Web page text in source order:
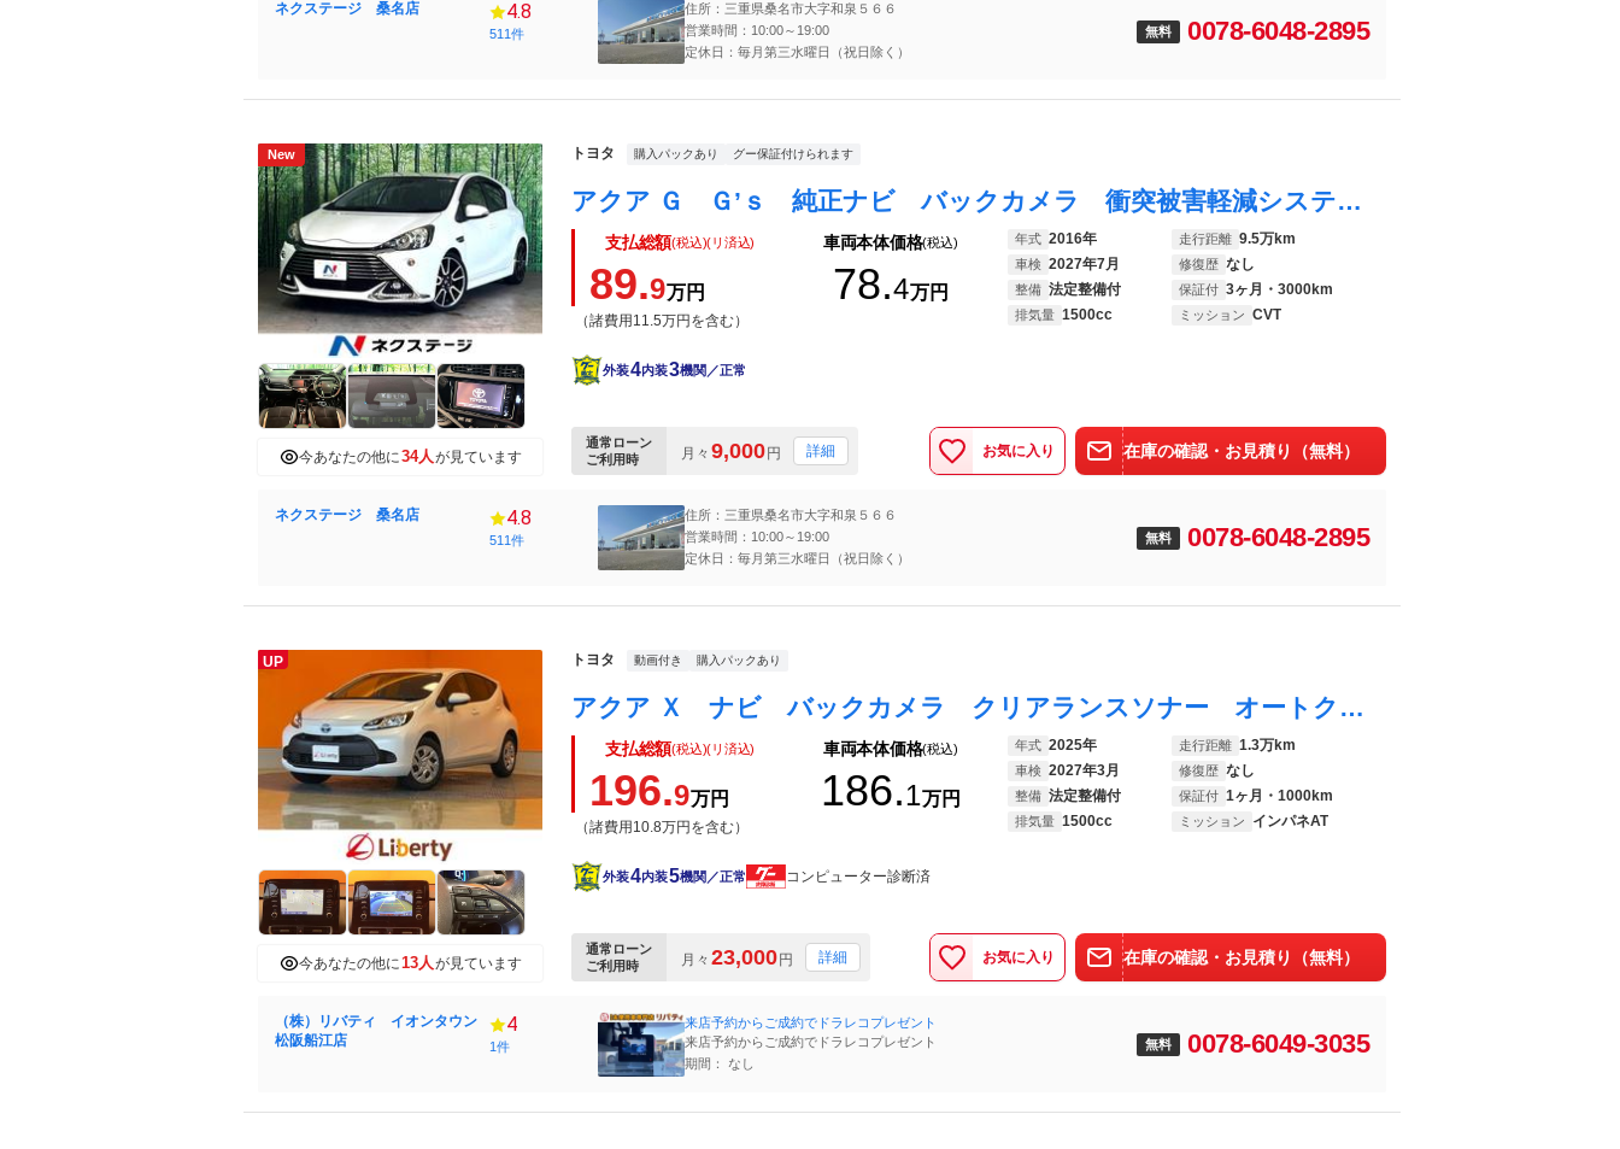
ネクステージ 桑名店 4.8
511件
住所：三重県桑名市大字和泉５６６
営業時間：10:00～19:00
定休日：毎月第三水曜日（祝日除く）
無料 0078-6048-2895
New
今あなたの他に34人が見ています
トヨタ 購入パックあり グー保証付けられます
アクア Ｇ Ｇ’ｓ 純正ナビ バックカメラ 衝突被害軽減システム 禁煙車 ハーフレザーシート ドラレコ スマートキー ＬＥＤヘッド ＥＴＣ クルコン Ｇｓ専用１７インチインチアルミ オートハイビーム オートライト
支払総額(税込)(リ済込)
89.9万円
（諸費用11.5万円を含む）
車両本体価格(税込)
78.4万円
年式 2016年 走行距離 9.5万km
車検 2027年7月 修復歴 なし
整備 法定整備付 保証付 3ヶ月・3000km
排気量 1500cc ミッション CVT
外装4内装3機関／正常
通常ローン
ご利用時
月々 9,000円 詳細 お気に入り 在庫の確認・お見積り（無料）
ネクステージ 桑名店 4.8
511件
住所：三重県桑名市大字和泉５６６
営業時間：10:00～19:00
定休日：毎月第三水曜日（祝日除く）
無料 0078-6048-2895
UP
今あなたの他に13人が見ています
トヨタ 動画付き 購入パックあり
アクア Ｘ ナビ バックカメラ クリアランスソナー オートクルーズコントロール レーンアシスト 衝突被害軽減システム オートマチックハイビーム オートライト ＬＥＤヘッドランプ スマートキー 電動格納ミラー
支払総額(税込)(リ済込)
196.9万円
（諸費用10.8万円を含む）
車両本体価格(税込)
186.1万円
年式 2025年 走行距離 1.3万km
車検 2027年3月 修復歴 なし
整備 法定整備付 保証付 1ヶ月・1000km
排気量 1500cc ミッション インパネAT
外装4内装5機関／正常 コンピューター診断済
通常ローン
ご利用時
月々 23,000円 詳細 お気に入り 在庫の確認・お見積り（無料）
（株）リバティ イオンタウン
松阪船江店
4
1件
来店予約からご成約でドラレコプレゼント
来店予約からご成約でドラレコプレゼント
期間： なし
無料 0078-6049-3035